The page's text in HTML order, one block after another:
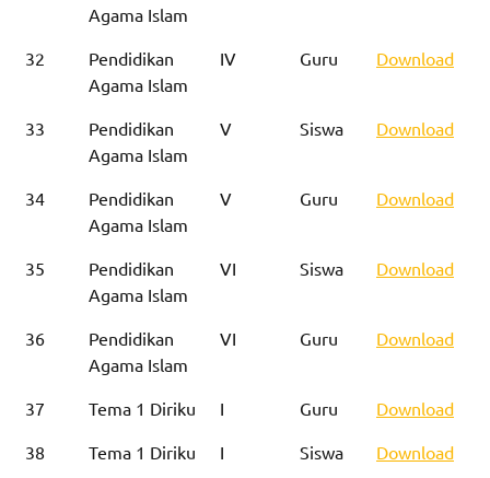
Agama Islam
32
Pendidikan
Agama Islam
IV Guru Download
33
Pendidikan
Agama Islam
V Siswa Download
34
Pendidikan
Agama Islam
V Guru Download
35
Pendidikan
Agama Islam
VI Siswa Download
36
Pendidikan
Agama Islam
VI Guru Download
37 Tema 1 Diriku I Guru
Download
38
Tema 1 Diriku I Siswa Download